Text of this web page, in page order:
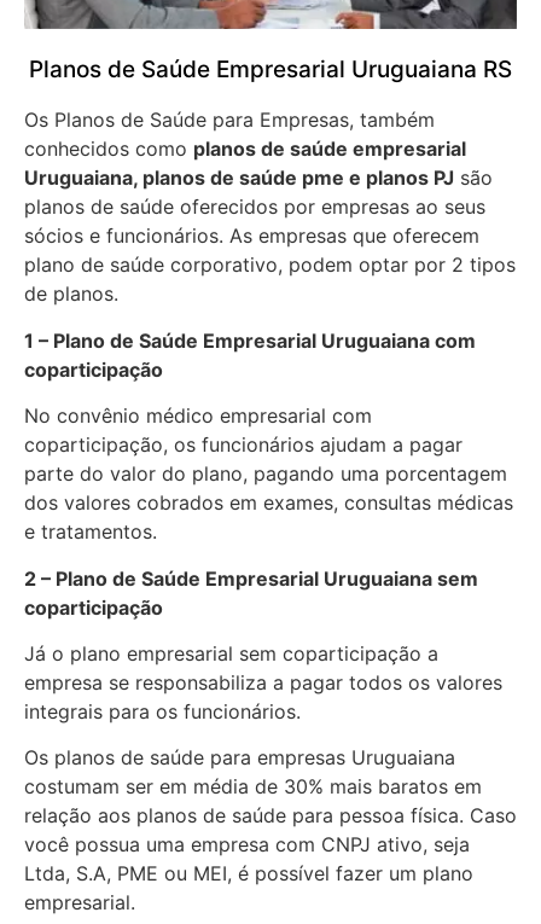
Planos de Saúde Empresarial Uruguaiana RS
Os Planos de Saúde para Empresas, também
conhecidos como planos de saúde empresarial
Uruguaiana, planos de saúde pme e planos PJ são
planos de saúde oferecidos por empresas ao seus
sócios e funcionários. As empresas que oferecem
plano de saúde corporativo, podem optar por 2 tipos
de planos.
1 – Plano de Saúde Empresarial Uruguaiana com
coparticipação
No convênio médico empresarial com
coparticipação, os funcionários ajudam a pagar
parte do valor do plano, pagando uma porcentagem
dos valores cobrados em exames, consultas médicas
e tratamentos.
2 – Plano de Saúde Empresarial Uruguaiana sem
coparticipação
Já o plano empresarial sem coparticipação a
empresa se responsabiliza a pagar todos os valores
integrais para os funcionários.
Os planos de saúde para empresas Uruguaiana
costumam ser em média de 30% mais baratos em
relação aos planos de saúde para pessoa física. Caso
você possua uma empresa com CNPJ ativo, seja
Ltda, S.A, PME ou MEI, é possível fazer um plano
empresarial.